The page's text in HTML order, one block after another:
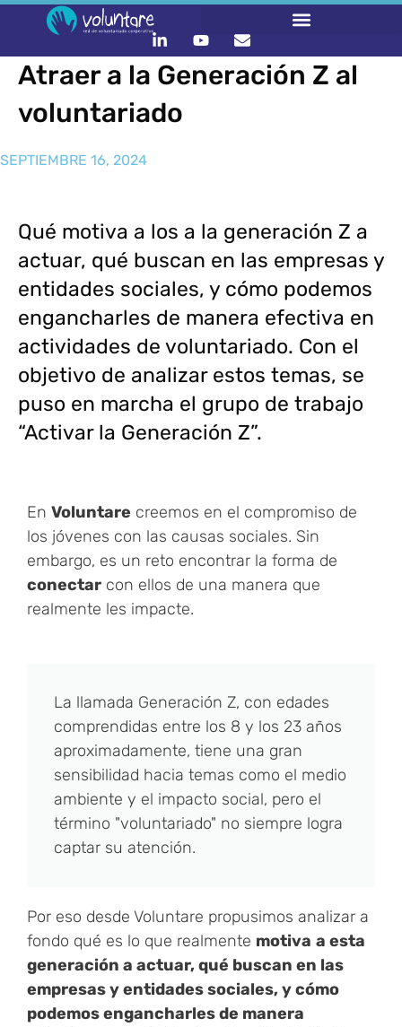
Atraer a la Generación Z al
voluntariado
SEPTIEMBRE 16, 2024
Qué motiva a los a la generación Z a
actuar, qué buscan en las empresas y
entidades sociales, y cómo podemos
engancharles de manera efectiva en
actividades de voluntariado. Con el
objetivo de analizar estos temas, se
puso en marcha el grupo de trabajo
“Activar la Generación Z”.
En Voluntare creemos en el compromiso de
los jóvenes con las causas sociales. Sin
embargo, es un reto encontrar la forma de
conectar con ellos de una manera que
realmente les impacte.
La llamada Generación Z, con edades
comprendidas entre los 8 y los 23 años
aproximadamente, tiene una gran
sensibilidad hacia temas como el medio
ambiente y el impacto social, pero el
término "voluntariado" no siempre logra
captar su atención.​
Por eso desde Voluntare propusimos analizar a
fondo qué es lo que realmente motiva a esta
generación a actuar, qué buscan en las
empresas y entidades sociales, y cómo
podemos engancharles de manera